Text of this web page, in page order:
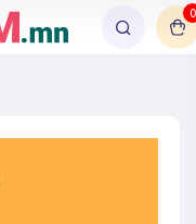
0